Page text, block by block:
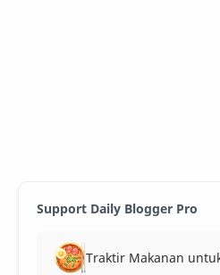
Support Daily Blogger Pro
Traktir Makanan